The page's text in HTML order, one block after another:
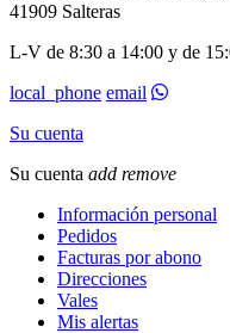
41909 Salteras
L-V de 8:30 a 14:00 y de
local_phone email
Su cuenta
Su cuenta add remove
Información personal
Pedidos
Facturas por abono
Direcciones
Vales
Mis alertas